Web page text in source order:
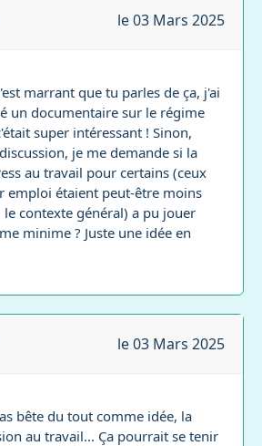
le 03 Mars 2025
marrant que tu parles de ça, j'ai
un documentaire sur le régime
super intéressant ! Sinon,
je me demande si la
au travail pour certains (ceux
emploi étaient peut-être moins
contexte général) a pu jouer
minime ? Juste une idée en
le 03 Mars 2025
bête du tout comme idée, la
au travail... Ça pourrait se tenir